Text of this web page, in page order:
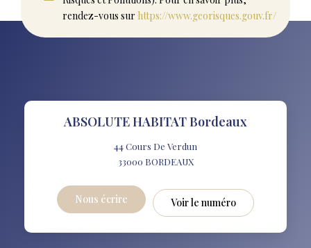
rendez-vous sur https://www.georisques.gouv.fr/
ABSOLUTE HABITAT Bordeaux
44 Cours De Verdun
33000 BORDEAUX
Nous écrire Voir le numéro